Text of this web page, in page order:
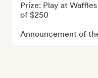
Prize: Play at
of $250
Announcement of